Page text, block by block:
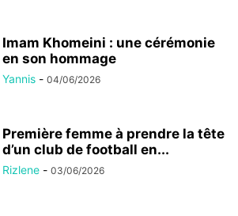
Imam Khomeini : une cérémonie
en son hommage
Yannis - 04/06/2026
Première femme à prendre la tête
d’un club de football en...
Rizlene - 03/06/2026